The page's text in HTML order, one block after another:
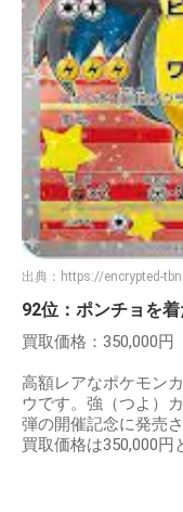
出典： https://encrypted-
92位：ポンチョを
買取価格：350,000円
高額レアなポケモン
ウです。強（つよ）
弾の開催記念に発売
買取価格は350,000円